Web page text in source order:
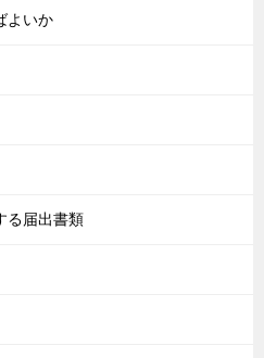
よいか
る届出書類